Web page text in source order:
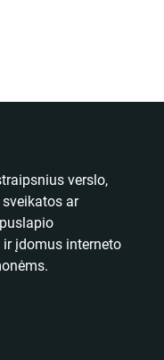
verslo,
ar
įdomus interneto